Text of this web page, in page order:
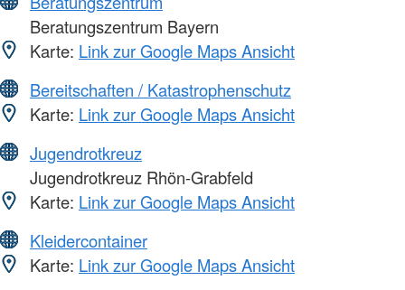
Beratungszentrum Bayern
Karte: Link zur Google Maps Ansicht
Bereitschaften / Katastrophenschutz
Karte: Link zur Google Maps Ansicht
Jugendrotkreuz
Jugendrotkreuz Rhön-Grabfeld
Karte: Link zur Google Maps Ansicht
Kleidercontainer
Karte: Link zur Google Maps Ansicht